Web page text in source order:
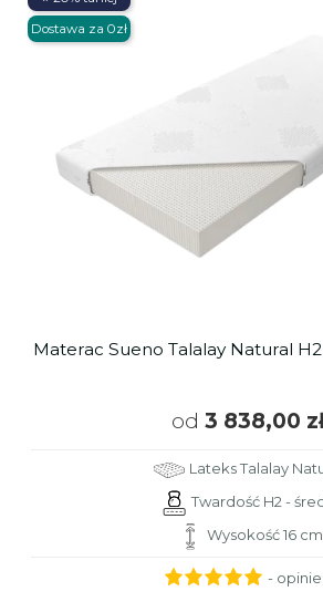
Materac Sueno Talalay Natural
od 3 838,00
Lateks Talalay
Twardość H2 -
Wysokość 16 cm
Dostawa za 0zł
- opinie: